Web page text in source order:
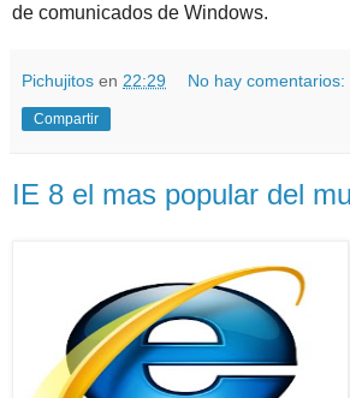
de comunicados de Windows.
Pichujitos en 22:29 No hay comentarios:
Compartir
IE 8 el mas popular del